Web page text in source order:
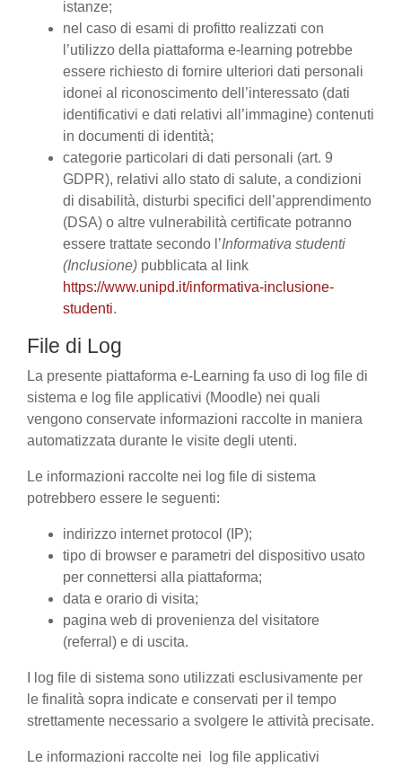
istanze;
nel caso di esami di profitto realizzati con
l’utilizzo della piattaforma e-learning potrebbe
essere richiesto di fornire ulteriori dati personali
idonei al riconoscimento dell’interessato (dati
identificativi e dati relativi all’immagine) contenuti
in documenti di identità;
categorie particolari di dati personali (art. 9
GDPR), relativi allo stato di salute, a condizioni
di disabilità, disturbi specifici dell’apprendimento
(DSA) o altre vulnerabilità certificate potranno
essere trattate secondo l’Informativa studenti
(Inclusione) pubblicata al link
https://www.unipd.it/informativa-inclusione-
studenti.
File di Log
La presente piattaforma e-Learning fa uso di log file di
sistema e log file applicativi (Moodle) nei quali
vengono conservate informazioni raccolte in maniera
automatizzata durante le visite degli utenti.
Le informazioni raccolte nei log file di sistema
potrebbero essere le seguenti:
indirizzo internet protocol (IP);
tipo di browser e parametri del dispositivo usato
per connettersi alla piattaforma;
data e orario di visita;
pagina web di provenienza del visitatore
(referral) e di uscita.
I log file di sistema sono utilizzati esclusivamente per
le finalità sopra indicate e conservati per il tempo
strettamente necessario a svolgere le attività precisate.
Le informazioni raccolte nei log file applicativi